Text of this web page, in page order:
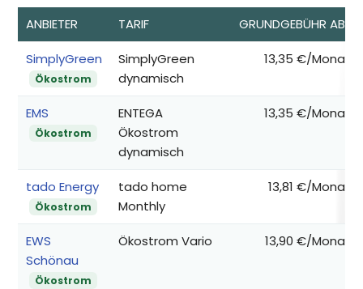
ANBIETER TARIF GRUNDGEBÜHR AB*
SimplyGreen
Ökostrom
SimplyGreen
dynamisch
13,35 €/Monat
EMS
Ökostrom
ENTEGA
Ökostrom
dynamisch
13,35 €/Monat
tado Energy
Ökostrom
tado home
Monthly
13,81 €/Monat
EWS
Schönau
Ökostrom
Ökostrom Vario 13,90 €/Monat